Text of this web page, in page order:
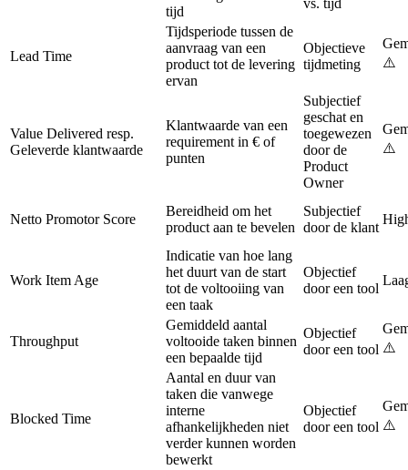
tijd
Lead Time
Tijdsperiode tussen de
aanvraag van een
product tot de levering
ervan
Objectieve
tijdmeting
⚠️
Value Delivered resp.
Geleverde klantwaarde
Klantwaarde van een
requirement in € of
punten
Subjectief
geschat en
toegewezen
door de
Product
Owner
⚠️
Netto Promotor Score
Bereidheid om het
product aan te bevelen
Subjectief
door de klant
Work Item Age
Indicatie van hoe lang
het duurt van de start
tot de voltooiing van
een taak
Objectief
door een tool
Throughput
Gemiddeld aantal
voltooide taken binnen
een bepaalde tijd
Objectief
door een tool ⚠️
Blocked Time
Aantal en duur van
taken die vanwege
interne
afhankelijkheden niet
verder kunnen worden
bewerkt
Objectief
door een tool ⚠️